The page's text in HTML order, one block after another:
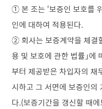
① 본 조는 ‘보증인 보호를
인에 대하여 적용된다.
② 회사는 보증계약을 체결
용 및 보호에 관한 법률」
부터 제공받은 차입자의 채
시하고 그 서면에 보증인의
다.(보증기간을 갱신할 때